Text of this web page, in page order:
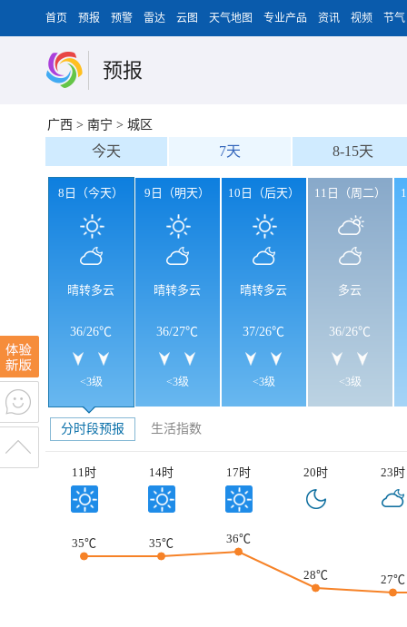
首页 预报 预警 雷达 云图 天气地图 专业产品 资讯 视频 节气
预报
广西 > 南宁 > 城区
今天 7天 8-15天
8日（今天）
晴转多云
36/26℃
<3级
9日（明天）
晴转多云
36/27℃
<3级
10日（后天）
晴转多云
37/26℃
<3级
11日（周二）
多云
36/26℃
<3级
分时段预报 生活指数
11时 14时 17时 20时 23时
35℃ 35℃ 36℃
28℃ 27℃